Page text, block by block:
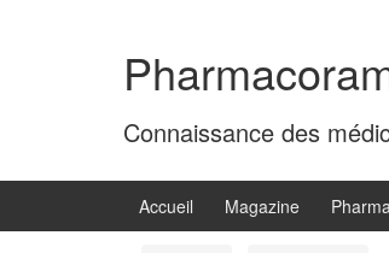
Connaissance des
Accueil Magazine